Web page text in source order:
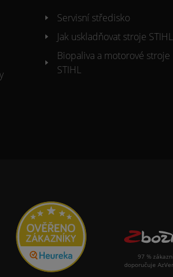
Servisní středisko
Jak uskladňovat stroje STIHL
Biopaliva a motorové stroje
STIHL
97 %
doporučuje